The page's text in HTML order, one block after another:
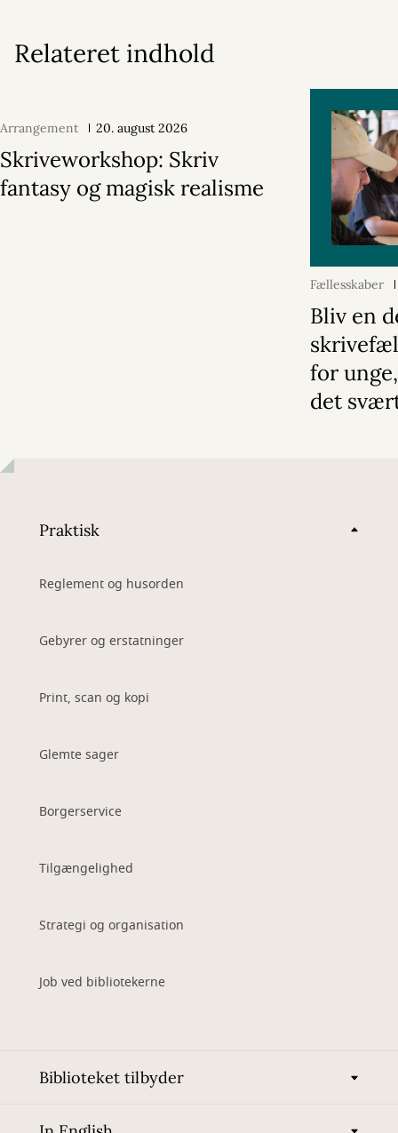
Relateret indhold
Arrangement 20. august 2026
Skriveworkshop: Skriv
fantasy og magisk realisme
Fællesskaber
Bliv en
for
det
Praktisk
Reglement og husorden
Gebyrer og erstatninger
Print, scan og kopi
Glemte sager
Borgerservice
Tilgængelighed
Strategi og organisation
Job ved bibliotekerne
Biblioteket tilbyder